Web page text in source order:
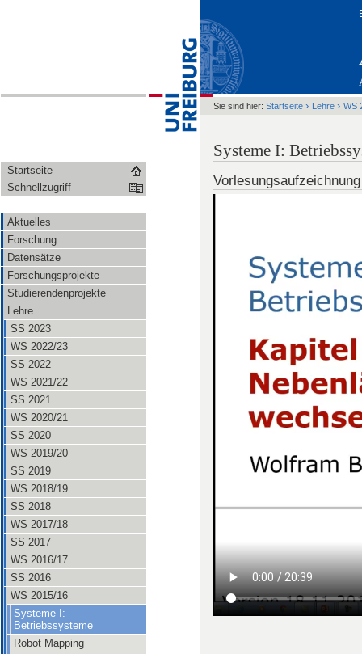
Startseite
Schnellzugriff
Aktuelles
Forschung
Datensätze
Forschungsprojekte
Studierendenprojekte
Lehre
SS 2023
WS 2022/23
SS 2022
WS 2021/22
SS 2021
WS 2020/21
SS 2020
WS 2019/20
SS 2019
WS 2018/19
SS 2018
WS 2017/18
SS 2017
WS 2016/17
SS 2016
WS 2015/16
Systeme I:
Betriebssysteme
Robot Mapping
Sie sind hier: Startseite › Lehre › WS
Systeme I:
Vorlesungsaufzeichnung